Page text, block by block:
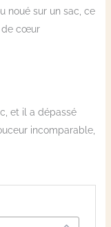
noué sur un sac, ce
de cœur
et il a dépassé
incomparable,